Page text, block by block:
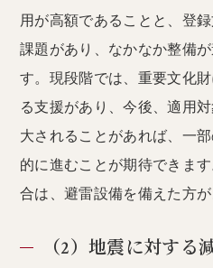
用が高額であることと、登
課題があり、なかなか整備
す。現段階では、重要文化
る支援があり、今後、適用
大されることがあれば、一
的に進むことが期待できま
合は、避雷設備を備えた方が
（2）地震に対する